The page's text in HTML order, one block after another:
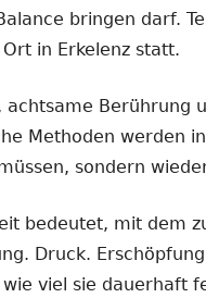
bringen darf.
in Erkelenz statt.
achtsame Berührung
Methoden werden
sondern
bedeutet, mit dem
Druck.
wie viel sie dauerhaft